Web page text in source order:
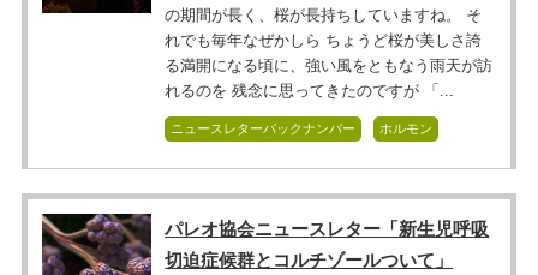
の期間が長く、桜が長持ちしていますね。 そ
れでも毎年なぜかしら ちょうど桜が美しさ誇
る満開になる頃に、強い風をともなう雨天が訪
れるのを 残念に思ってきたのですが 「...
ニュースレターバックナンバー ホルモン
パレオ協会ニュースレター「新生児呼吸
切迫症候群とコルチゾールついて」